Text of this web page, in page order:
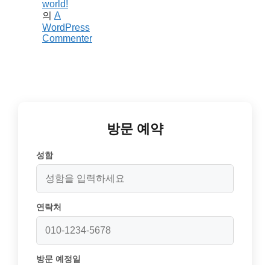
world!
의 A
WordPress
Commenter
방문 예약
성함
연락처
방문 예정일